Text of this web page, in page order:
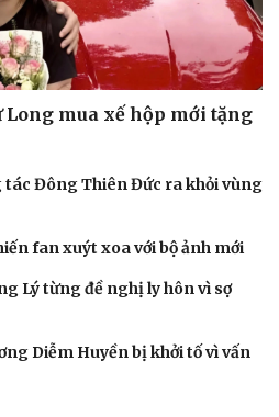
Long mua xế hộp mới tặng
tác Đông Thiên Đức ra khỏi vùng
fan xuýt xoa với bộ ảnh mới
Lý từng đề nghị ly hôn vì sợ
Diễm Huyền bị khởi tố vì vấn